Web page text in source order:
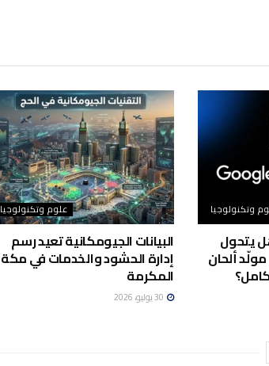
وتكنولوجيا
يتحول
ألحان
علوم وتكنولوجيا
البيانات الجيومكانية تعيد رسم
إدارة الحشود والخدمات في مكة
المكرمة